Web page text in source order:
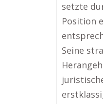
setzte
Position
Seine